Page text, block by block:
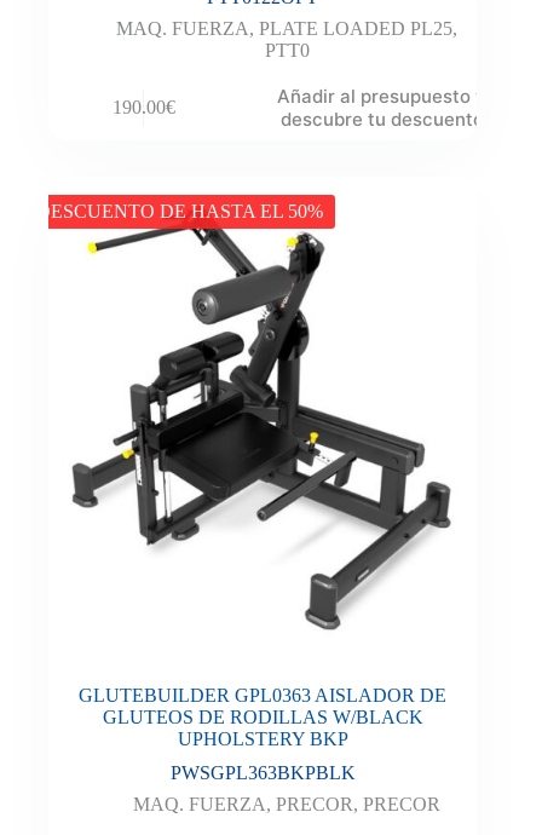
MAQ. FUERZA,PLATE LOADED PL25,
PTT0
190.00€
Añadir al presupuesto y
descubre tu descuento
DESCUENTO DE HASTA EL 50%
GLUTEBUILDER GPL0363 AISLADOR DE
GLUTEOS DE RODILLAS W/BLACK
UPHOLSTERY BKP
PWSGPL363BKPBLK
MAQ. FUERZA,PRECOR,PRECOR